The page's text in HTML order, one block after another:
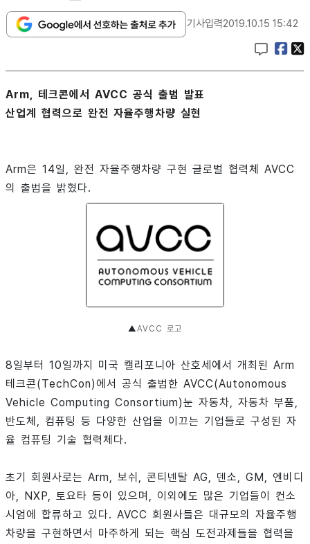
기사입력2019.10.15 15:42
Arm, 테크콘에서 AVCC 공식 출범 발표
산업계 협력으로 완전 자율주행차량 실현
Arm은 14일, 완전 자율주행차량 구현 글로벌 협력체 AVCC
의 출범을 밝혔다.
▲AVCC 로고
8일부터 10일까지 미국 캘리포니아 산호세에서 개최된 Arm
테크콘(TechCon)에서 공식 출범한 AVCC(Autonomous
Vehicle Computing Consortium)눈 자동차, 자동차 부품,
반도체, 컴퓨팅 등 다양한 산업을 이끄는 기업들로 구성된 자
율 컴퓨팅 기술 협력체다.
초기 회원사로는 Arm, 보쉬, 콘티넨탈 AG, 덴소, GM, 엔비디
아, NXP, 토요타 등이 있으며, 이외에도 많은 기업들이 컨소
시엄에 합류하고 있다. AVCC 회원사들은 대규모의 자율주행
차량을 구현하면서 마주하게 되는 핵심 도전과제들을 협력을